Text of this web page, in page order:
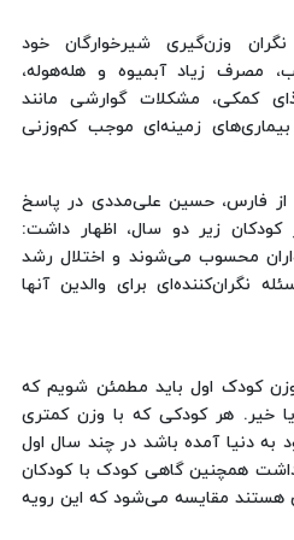
نگران وزن‌گیری شیرخوارگان خود
مصرف زیاد آبمیوه و هله‌هوله،
کمکی، مشکلات گوارشی مانند
زمینه‌ای موجب کم‌وزنی
از فارس، حسین علی‌مددی در پاسخ
کودکان زیر دو سال، اظهار داشت:
شیرخواران محسوب می‌شوند و اختلال رشد
نگران‌کننده‌ای برای والدین آنها
وزن کودک اول باید مطمئن شویم که
خیر. هر کودکی که با وزن کمتری
دنیا آمده باشد در چند سال اول
همچنین گاهی کودک با کودکان
هستند مقایسه می‌شود که این رویه